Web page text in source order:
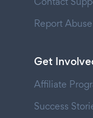
Report Abuse
Get
Affiliate
Success